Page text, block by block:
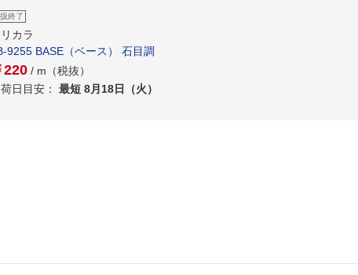
終了
リカラ
9255 BASE（ベース） 石目調
220 / m（税抜）
日目安：
最短 8月18日（火）